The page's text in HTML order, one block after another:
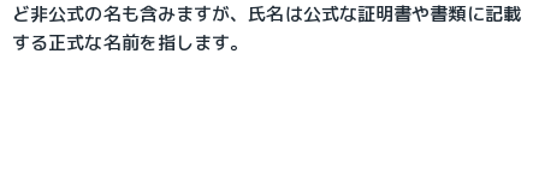
ど非公式の名も含みますが、氏名は公式な証明書や書類に記載
する正式な名前を指します。